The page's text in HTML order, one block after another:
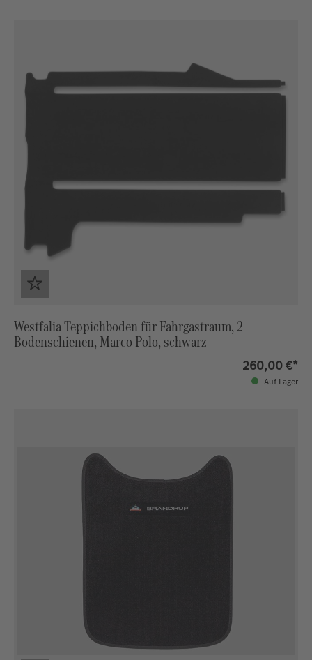
Westfalia Teppichboden für Fahrgastraum, 2
Bodenschienen, Marco Polo, schwarz
260,00 €*
Auf Lager